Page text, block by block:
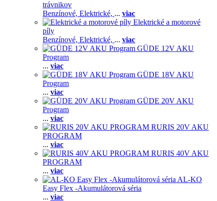
trávnikov
Benzínové, Elektrické, ... viac
Elektrické a motorové
píly
Benzínové, Elektrické, ... viac
GÜDE 12V AKU
Program
... viac
GÜDE 18V AKU
Program
... viac
GÜDE 20V AKU
Program
... viac
RURIS 20V AKU
PROGRAM
... viac
RURIS 40V AKU
PROGRAM
... viac
AL-KO
Easy Flex -Akumulátorová séria
... viac